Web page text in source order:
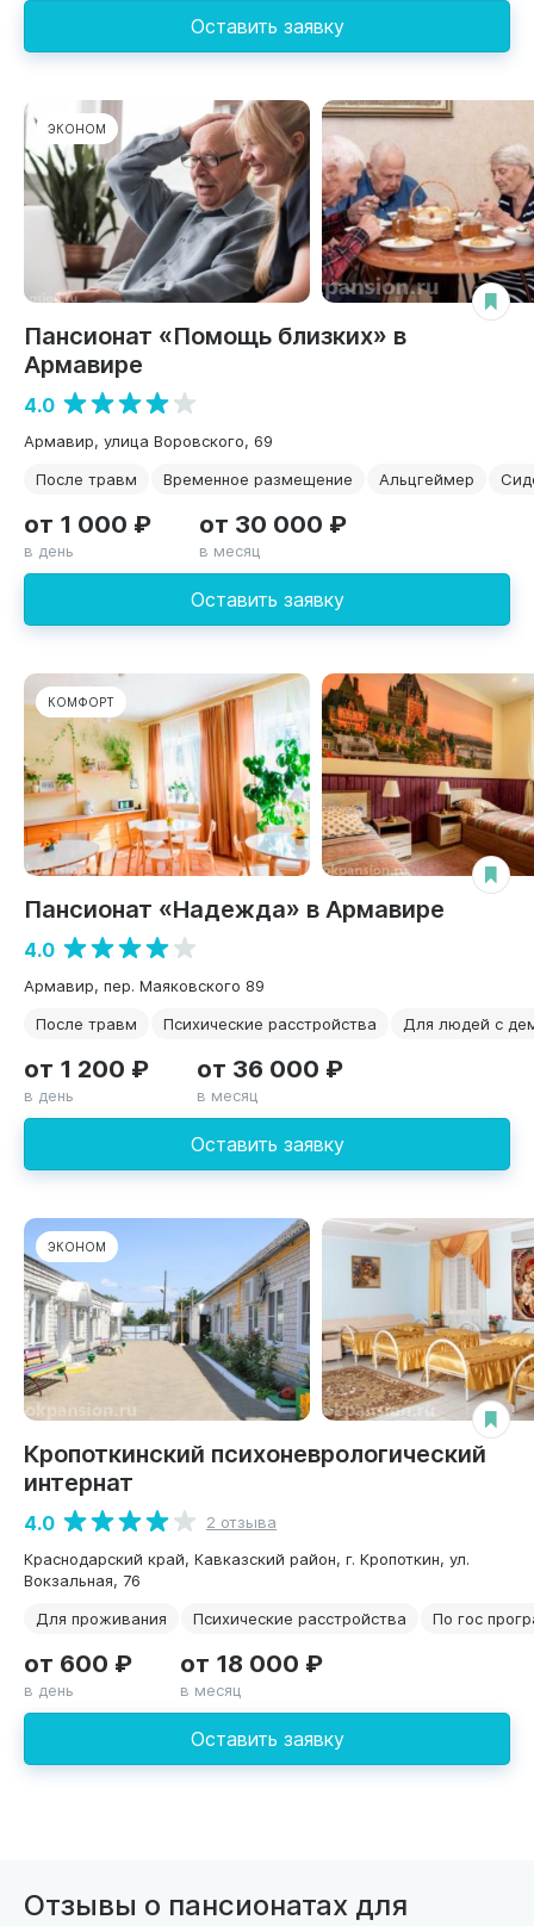
Оставить заявку
ЭКОНОМ
Пансионат «Помощь близких» в
Армавире
4.0
Армавир, улица Воровского, 69
После травм
Временное размещение Альцгеймер
Оставить заявку
от 1 000 ₽
в день
от 30 000 ₽
в месяц
КОМФОРТ
Пансионат «Надежда» в Армавире
4.0
Армавир, пер. Маяковского 89
После травм
Психические расстройства Для людей с
Оставить заявку
от 1 200 ₽
в день
от 36 000 ₽
в месяц
ЭКОНОМ
Кропоткинский психоневрологический
интернат
4.0
2 отзыва
Краснодарский край, Кавказский район, г. Кропоткин, ул.
Вокзальная, 76
Для проживания
Психические расстройства По гос
Оставить заявку
от 600 ₽
в день
от 18 000 ₽
в месяц
Отзывы о пансионатах для